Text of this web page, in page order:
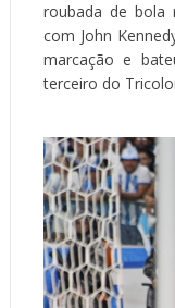
roubada de bola
com John
marcação e
terceiro do